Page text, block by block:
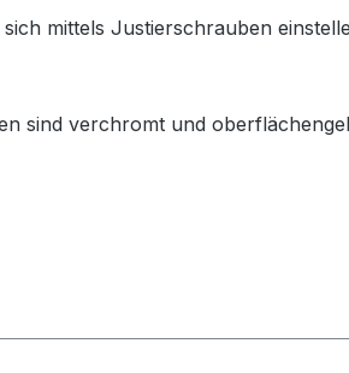
mittels Justierschrauben
sind verchromt und